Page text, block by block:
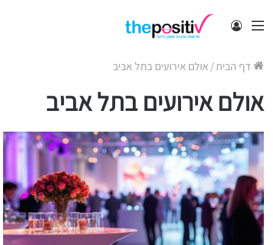
תפריט התחבר
דף הבית/ אולם אירועים בתל אביב
אולם אירועים בתל אביב